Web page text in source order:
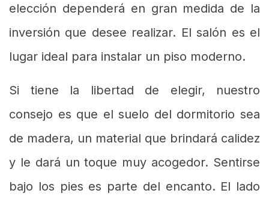
elección dependerá en gran medida de la
inversión que desee realizar. El salón es el
lugar ideal para instalar un piso moderno.
Si tiene la libertad de elegir, nuestro
consejo es que el suelo del dormitorio sea
de madera, un material que brindará calidez
y le dará un toque muy acogedor. Sentirse
bajo los pies es parte del encanto. El lado